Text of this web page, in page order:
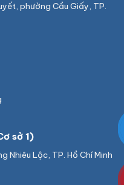
phường Cầu Giấy, TP.
sở 1)
Nhiêu Lộc, TP. Hồ Chí Minh